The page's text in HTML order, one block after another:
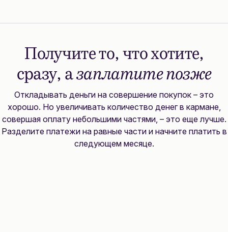
Получите то, что хотите,
сразу, азаплатите позже
Откладывать деньги на совершение покупок – это
хорошо. Но увеличивать количество денег в кармане,
совершая оплату небольшими частями, – это еще лучше.
Разделите платежи на равные части и начните платить в
следующем месяце.